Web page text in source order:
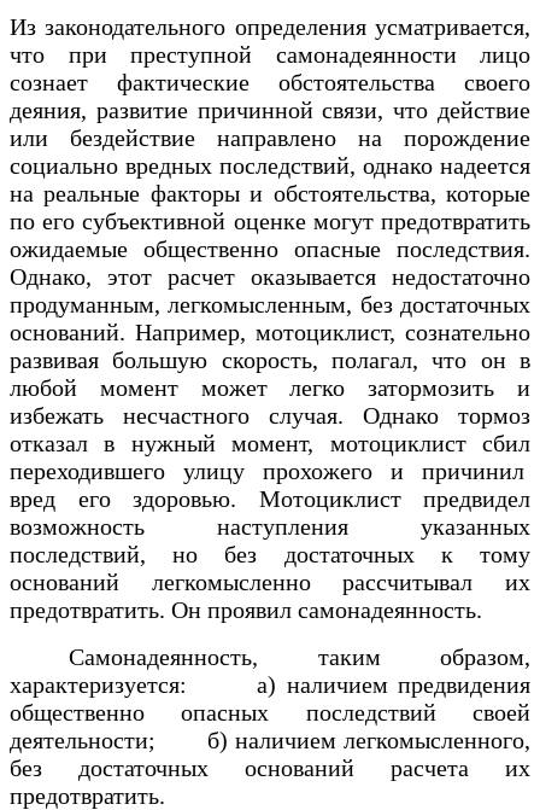
Из законодательного определения усматривается,
что при преступной самонадеянности лицо
сознает фактические обстоятельства своего
деяния, развитие причинной связи, что действие
или бездействие направлено на порождение
социально вредных последствий, однако надеется
на реальные факторы и обстоятельства, которые
по его субъективной оценке могут предотвратить
ожидаемые общественно опасные последствия.
Однако, этот расчет оказывается недостаточно
продуманным, легкомысленным, без достаточных
оснований. Например, мотоциклист, сознательно
развивая большую скорость, полагал, что он в
любой момент может легко затормозить и
избежать несчастного случая. Однако тормоз
отказал в нужный момент, мотоциклист сбил
переходившего улицу прохожего и причинил
вред его здоровью. Мотоциклист предвидел
возможность наступления указанных
последствий, но без достаточных к тому
оснований легкомысленно рассчитывал их
предотвратить. Он проявил самонадеянность.
Самонадеянность, таким образом,
характеризуется: а) наличием предвидения
общественно опасных последствий своей
деятельности; б) наличием легкомысленного,
без достаточных оснований расчета их
предотвратить.